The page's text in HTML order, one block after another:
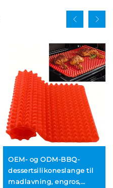
OEM- og ODM-BBQ-
dessertsilikoneslange til
madlavning, engros,